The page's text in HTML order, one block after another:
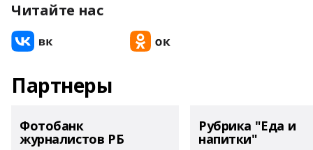
Читайте нас
Партнеры
Фотобанк
журналистов РБ
Рубрика "Еда и
напитки"